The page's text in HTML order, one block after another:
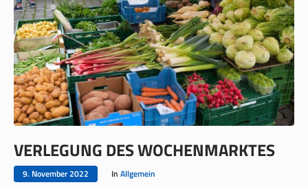
VERLEGUNG DES WOCHENMARKTES
9. November 2022 In Allgemein